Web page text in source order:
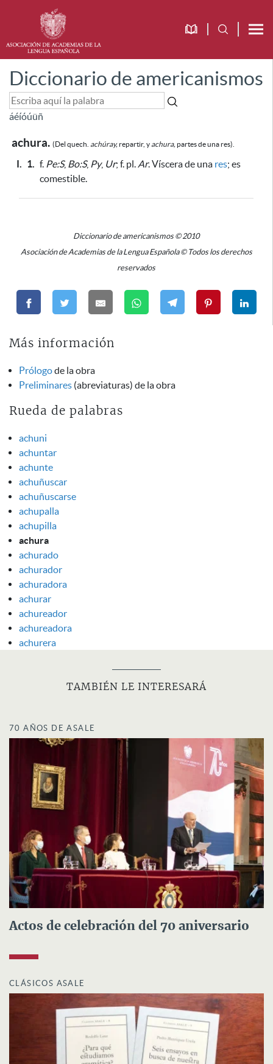
Diccionario de americanismos
áéíóúüñ
achura. (Del quech. achúray,repartir, y achura, partes de una res).
I. 1. f. Pe:S, Bo:S, Py, Ur; f. pl. Ar. Víscera de una res; es
comestible.
Diccionario de americanismos © 2010
Asociación de Academias de la Lengua Española © Todos los derechos
reservados
Más información
Prólogode la obra
Preliminares (abreviaturas) de la obra
Rueda de palabras
achuni
achuntar
achunte
achuñuscar
achuñuscarse
achupalla
achupilla
achura
achurado
achurador
achuradora
achurar
achureador
achureadora
achurera
TAMBIÉN LE INTERESARÁ
70 AÑOS DE ASALE
Actos de celebración del 70 aniversario
CLÁSICOS ASALE